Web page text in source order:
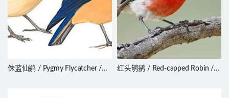
侏蓝仙鹟 / Pygmy Flycatcher /
红头鸲鹟 / Red-capped Robin /